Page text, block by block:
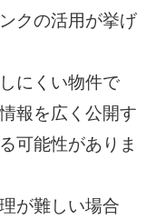
クの活用が挙げ
にくい物件で
報を広く公開す
可能性がありま
が難しい場合